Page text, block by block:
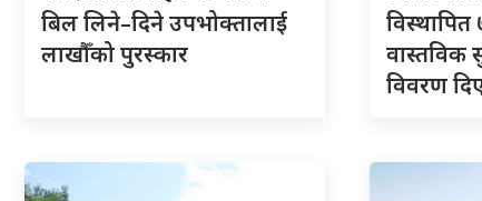
बिल लिने–दिने उपभोक्तालाई
लाखौँको पुरस्कार
विस्थापित
वास्तविक
विवरण